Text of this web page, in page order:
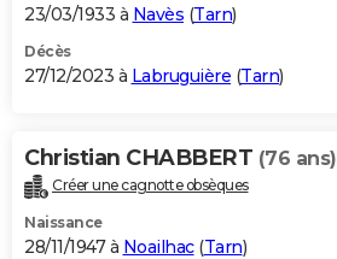
23/03/1933 à Navès (Tarn)
Décès
27/12/2023 à Labruguière (Tarn)
Christian CHABBERT (76 ans)
Créer une cagnotte obsèques
Naissance
28/11/1947 à Noailhac(Tarn)